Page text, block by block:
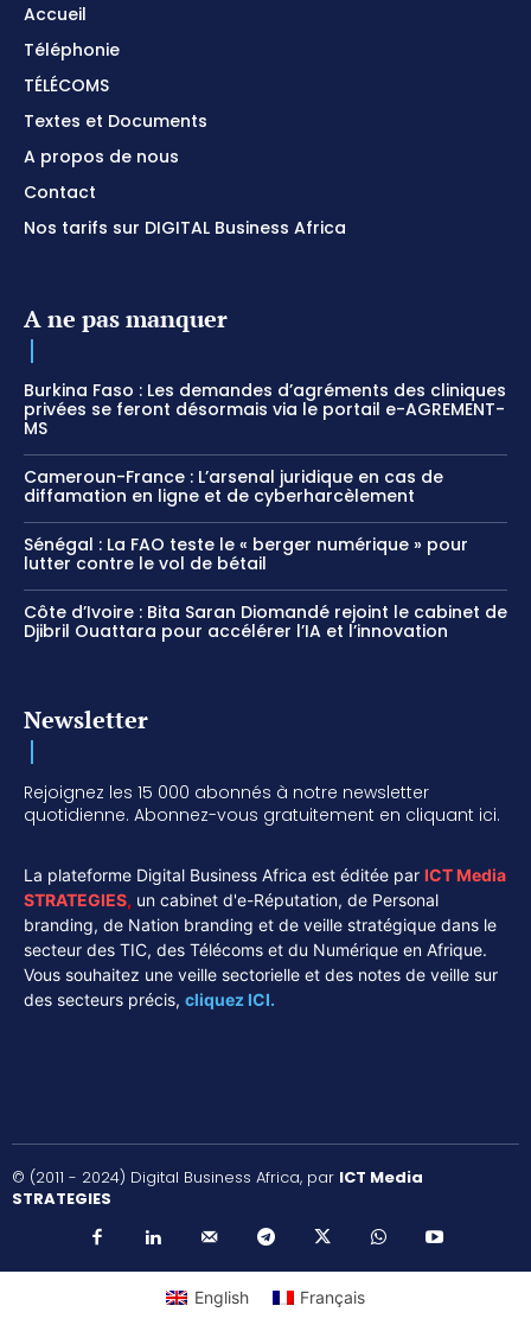
Accueil
Téléphonie
TÉLÉCOMS
Textes et Documents
A propos de nous
Contact
Nos tarifs sur DIGITAL Business Africa
A ne pas manquer
Burkina Faso : Les demandes d’agréments des cliniques
privées se feront désormais via le portail e-AGREMENT-
MS
Cameroun-France : L’arsenal juridique en cas de
diffamation en ligne et de cyberharcèlement
Sénégal : La FAO teste le « berger numérique » pour
lutter contre le vol de bétail
Côte d’Ivoire : Bita Saran Diomandé rejoint le cabinet de
Djibril Ouattara pour accélérer l’IA et l’innovation
Newsletter
Rejoignez les 15 000 abonnés à notre newsletter
quotidienne. Abonnez-vous gratuitement en cliquant ici.
La plateforme Digital Business Africa est éditée par ICT Media
STRATEGIES, un cabinet d'e-Réputation, de Personal
branding, de Nation branding et de veille stratégique dans le
secteur des TIC, des Télécoms et du Numérique en Afrique.
Vous souhaitez une veille sectorielle et des notes de veille sur
des secteurs précis, cliquez ICI.
© (2011 - 2024) Digital Business Africa, par ICT Media
STRATEGIES
English Français